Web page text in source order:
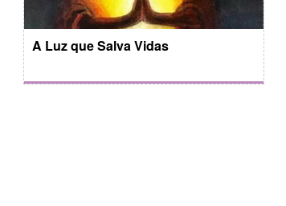
A Luz que Salva Vidas